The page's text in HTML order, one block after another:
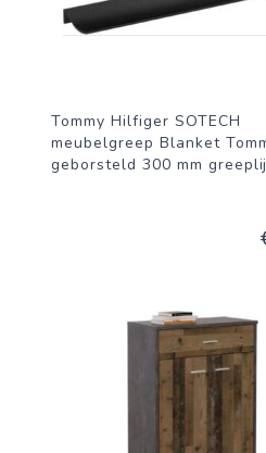
Tommy Hilfiger SOTECH
meubelgreep Blanket
geborsteld 300 mm greeplij